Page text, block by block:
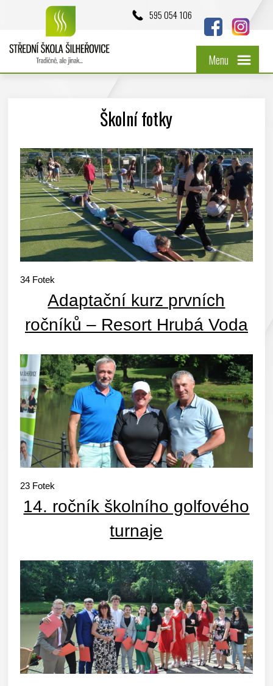
595 054 106
Menu
Školní fotky
34 Fotek
Adaptační kurz prvních
ročníků – Resort Hrubá Voda
23 Fotek
14. ročník školního golfového
turnaje